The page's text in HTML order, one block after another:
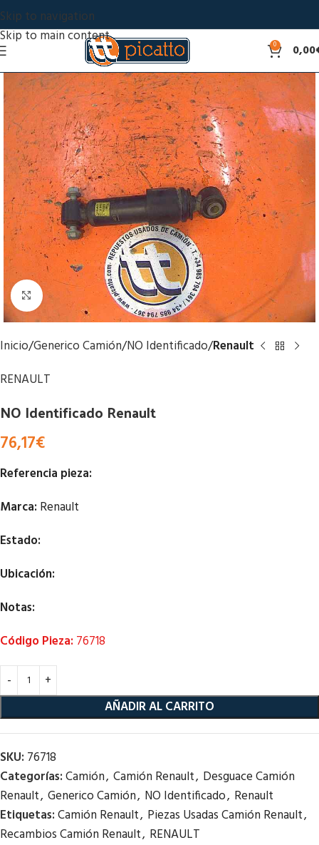
Skip to navigation
Skip to main content
0 0,00
Click to enlarge
Inicio Generico Camión NO Identificado Renault
RENAULT
NO Identificado Renault
76,17€
Referencia pieza:
Marca: Renault
Estado:
Ubicación:
Notas:
Código Pieza: 76718
AÑADIR AL CARRITO
SKU: 76718
Categorías:Camión, Camión Renault, Desguace Camión
Renault, Generico Camión, NO Identificado, Renault
Etiquetas:Camión Renault, Piezas Usadas Camión Renault,
Recambios Camión Renault, RENAULT